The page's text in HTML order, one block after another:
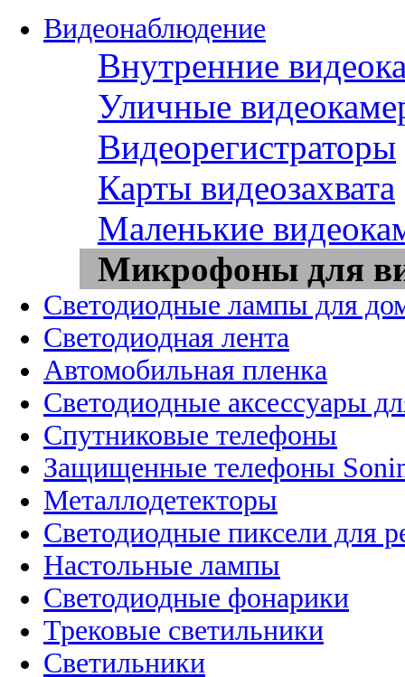
Видеонаблюдение
Внутренние
Уличные
Видеорегистраторы
Карты видеозахвата
Маленькие
Микрофоны для
Светодиодные лампы для
Светодиодная лента
Автомобильная пленка
Светодиодные аксессуары
Спутниковые телефоны
Защищенные телефоны
Металлодетекторы
Светодиодные пиксели для
Настольные лампы
Светодиодные фонарики
Трековые светильники
Светильники